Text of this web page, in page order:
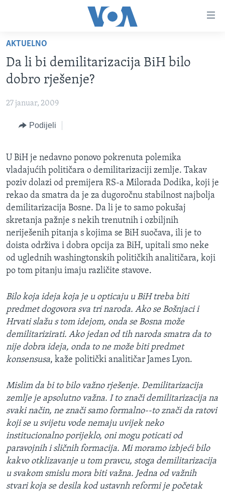
glavni
sadržaj
Pređi
na
glavnu
navigaciju
TV PROGRAM
VIDEO
FOTOGRAFIJE DANA
VIJESTI
SJEDINJENE AMERIČKE DRŽAVE
SVIJET
NAUKA I TEHNOLOGIJA
KORUPCIJA
SLOBODA MEDIJA
ŽENSKA STRANA
IZBJEGLIČKA STRANA
MAGAZIN
O GLASU AMERIKE
Learning English
PRATITE NAS
Jezici
AKTUELNO
Da li bi demilitarizacija BiH bilo
dobro rješenje?
27 januar, 2009
Podijeli
U BiH je nedavno ponovo pokrenuta polemika
vladajućih političara o demilitarizaciji zemlje. Takav
poziv dolazi od premijera RS-a Milorada Dodika, koji je
rekao da smatra da je za dugoročnu stabilnost najbolja
demilitarizacija Bosne. Da li je to samo pokušaj
skretanja pažnje s nekih trenutnih i ozbiljnih
neriješenih pitanja s kojima se BiH suočava, ili je to
doista održiva i dobra opcija za BiH, upitali smo neke
od uglednih washingtonskih političkih analitičara, koji
po tom pitanju imaju različite stavove.
Bilo koja ideja koja je u opticaju u BiH treba biti
predmet dogovora sva tri naroda. Ako se Bošnjaci i
Hrvati slažu s tom idejom, onda se Bosna može
demilitarizirati. Ako jedan od tih naroda smatra da to
nije dobra ideja, onda to ne može biti predmet
konsensusa, kaže politički analitičar James Lyon.
Mislim da bi to bilo važno rješenje. Demilitarizacija
zemlje je apsolutno važna. I to znači demilitarizacija na
svaki način, ne znači samo formalno--to znači da ratovi
koji se u svijetu vode nemaju uvijek neko
institucionalno porijeklo, oni mogu poticati od
paravojnih i sličnih formacija. Mi moramo izbjeći bilo
kakvo otklizavanje u tom pravcu, stoga demilitarizacija
u svakom smislu mora biti važna. Jedna od važnih
stvari koja se desila kod ustavnh reformi je početak